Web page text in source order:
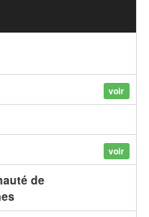
voir
voir
de